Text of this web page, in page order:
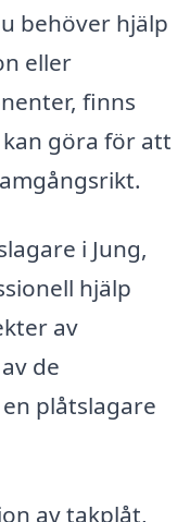
behöver hjälp
eller
finns
göra för att
i Jung,
hjälp
av
de
plåtslagare
av takplåt,